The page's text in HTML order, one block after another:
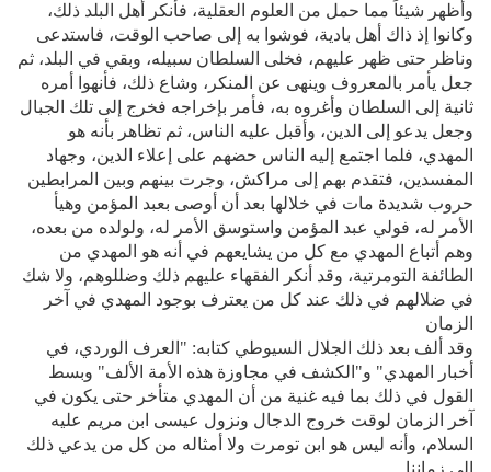
وأظهر شيئاً مما حمل من العلوم العقلية، فأنكر أهل البلد ذلك،
وكانوا إذ ذاك أهل بادية، فوشوا به إلى صاحب الوقت، فاستدعى
وناظر حتى ظهر عليهم، فخلى السلطان سبيله، وبقي في البلد، ثم
جعل يأمر بالمعروف وينهى عن المنكر، وشاع ذلك، فأنهوا أمره
ثانية إلى السلطان وأغروه به، فأمر بإخراجه فخرج إلى تلك الجبال
وجعل يدعو إلى الدين، وأقبل عليه الناس، ثم تظاهر بأنه هو
المهدي، فلما اجتمع إليه الناس حضهم على إعلاء الدين، وجهاد
المفسدين، فتقدم بهم إلى مراكش، وجرت بينهم وبين المرابطين
حروب شديدة مات في خلالها بعد أن أوصى بعبد المؤمن وهيأ
الأمر له، فولي عبد المؤمن واستوسق الأمر له، ولولده من بعده،
وهم أتباع المهدي مع كل من يشايعهم في أنه هو المهدي من
الطائفة التومرتية، وقد أنكر الفقهاء عليهم ذلك وضللوهم، ولا شك
في ضلالهم في ذلك عند كل من يعترف بوجود المهدي في آخر
الزمان
وقد ألف بعد ذلك الجلال السيوطي كتابه: "العرف الوردي، في
أخبار المهدي" و"الكشف في مجاوزة هذه الأمة الألف" وبسط
القول في ذلك بما فيه غنية من أن المهدي متأخر حتى يكون في
آخر الزمان لوقت خروج الدجال ونزول عيسى ابن مريم عليه
السلام، وأنه ليس هو ابن تومرت ولا أمثاله من كل من يدعي ذلك
إلى زماننا